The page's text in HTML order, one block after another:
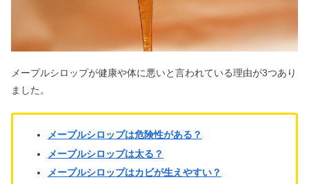
こんにゃくゼリー（蒟蒻畑）の食べ過
ぎは危険！太るや便秘＆下痢で体に悪
オイシックスはひどい？評判＆口コミ
｜一人暮らしは？勝手に届く？
メープルシロップが健康や体に悪いと言われている理由が3つあり
ました。
メープルシロップは危険性がある？
メープルシロップは太る？
メープルシロップはカビが生えやすい？